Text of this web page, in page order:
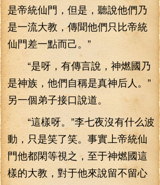
是帝統仙門，但是，聽說他們乃
是一流大教，傳聞他們只比帝統
仙門差一點而己。”
“是呀，有傳言說，神燃國乃
是神族，他們自稱是真神后人。”
另一個弟子接口說道。
“這樣呀。”李七夜沒有什么波
動，只是笑了笑。事實上帝統仙
門他都閑等視之，至于神燃國這
樣的大教，對于他來說留不留心